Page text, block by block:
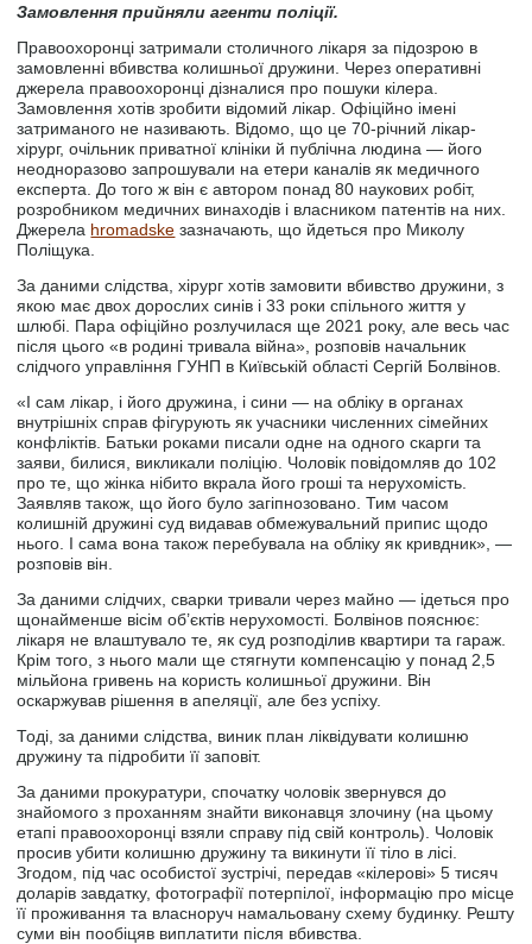
Замовлення прийняли агенти поліції.
Правоохоронці затримали столичного лікаря за підозрою в
замовленні вбивства колишньої дружини. Через оперативні
джерела правоохоронці дізналися про пошуки кілера.
Замовлення хотів зробити відомий лікар. Офіційно імені
затриманого не називають. Відомо, що це 70-річний лікар-
хірург, очільник приватної клініки й публічна людина — його
неодноразово запрошували на етери каналів як медичного
експерта. До того ж він є автором понад 80 наукових робіт,
розробником медичних винаходів і власником патентів на них.
Джерела hromadske зазначають, що йдеться про Миколу
Поліщука.
За даними слідства, хірург хотів замовити вбивство дружини, з
якою має двох дорослих синів і 33 роки спільного життя у
шлюбі. Пара офіційно розлучилася ще 2021 року, але весь час
після цього «в родині тривала війна», розповів начальник
слідчого управління ГУНП в Київській області Сергій Болвінов.
«І сам лікар, і його дружина, і сини — на обліку в органах
внутрішніх справ фігурують як учасники численних сімейних
конфліктів. Батьки роками писали одне на одного скарги та
заяви, билися, викликали поліцію. Чоловік повідомляв до 102
про те, що жінка нібито вкрала його гроші та нерухомість.
Заявляв також, що його було загіпнозовано. Тим часом
колишній дружині суд видавав обмежувальний припис щодо
нього. І сама вона також перебувала на обліку як кривдник», —
розповів він.
За даними слідчих, сварки тривали через майно — ідеться про
щонайменше вісім об’єктів нерухомості. Болвінов пояснює:
лікаря не влаштувало те, як суд розподілив квартири та гараж.
Крім того, з нього мали ще стягнути компенсацію у понад 2,5
мільйона гривень на користь колишньої дружини. Він
оскаржував рішення в апеляції, але без успіху.
Тоді, за даними слідства, виник план ліквідувати колишню
дружину та підробити її заповіт.
За даними прокуратури, спочатку чоловік звернувся до
знайомого з проханням знайти виконавця злочину (на цьому
етапі правоохоронці взяли справу під свій контроль). Чоловік
просив убити колишню дружину та викинути її тіло в лісі.
Згодом, під час особистої зустрічі, передав «кілерові» 5 тисяч
доларів завдатку, фотографії потерпілої, інформацію про місце
її проживання та власноруч намальовану схему будинку. Решту
суми він пообіцяв виплатити після вбивства.